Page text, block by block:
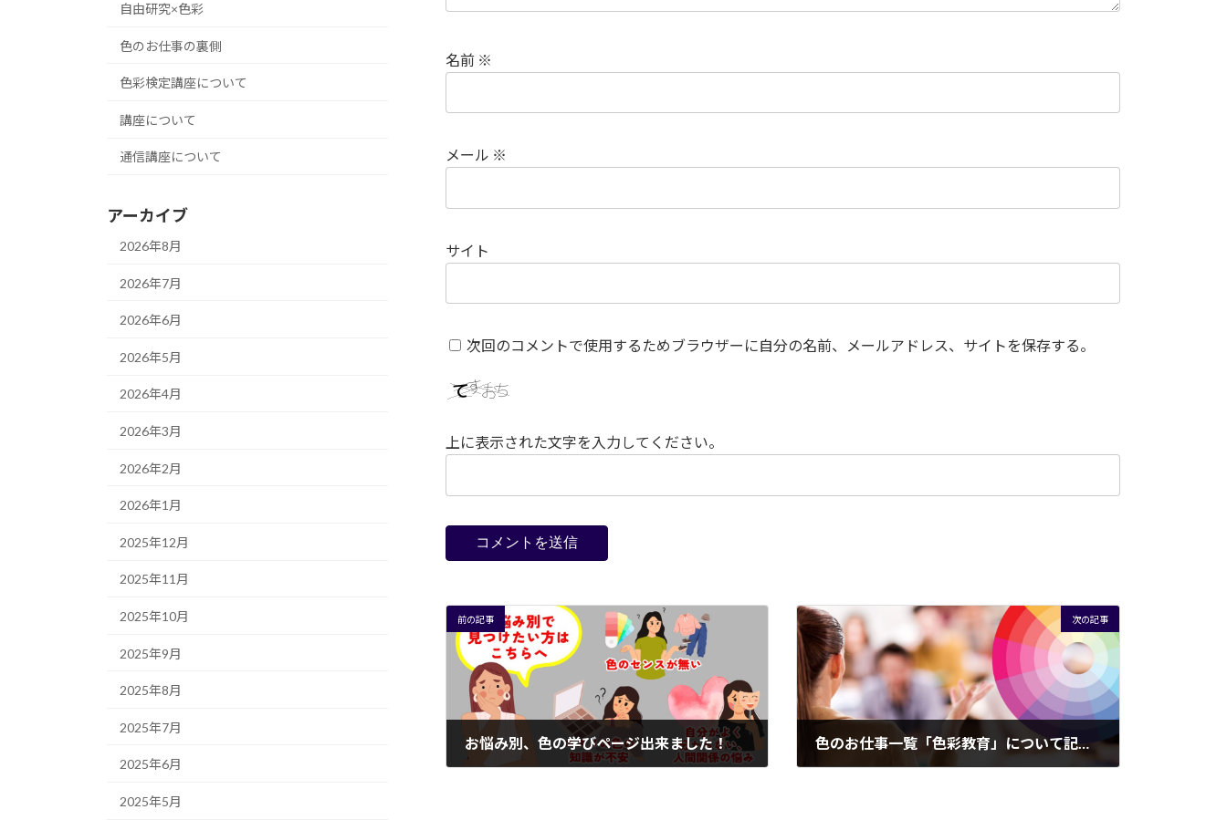
名前 ※
メール ※
サイト
次回のコメントで使用するためブラウザーに自分の名前、メールアドレス、サイトを保存する。
上に表示された文字を入力してください。
前の記事
お悩み別、色の学びページ出来ました！
次の記事
色のお仕事一覧「色彩教育」について記載しました。
自由研究×色彩
色のお仕事の裏側
色彩検定講座について
講座について
通信講座について
アーカイブ
2026年8月
2026年7月
2026年6月
2026年5月
2026年4月
2026年3月
2026年2月
2026年1月
2025年12月
2025年11月
2025年10月
2025年9月
2025年8月
2025年7月
2025年6月
2025年5月